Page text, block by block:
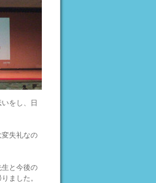
をし、日
失礼なの
と今後の
ました。